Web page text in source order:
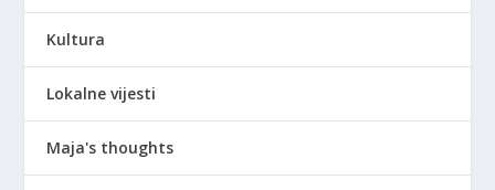
Kultura
Lokalne vijesti
Maja's thoughts